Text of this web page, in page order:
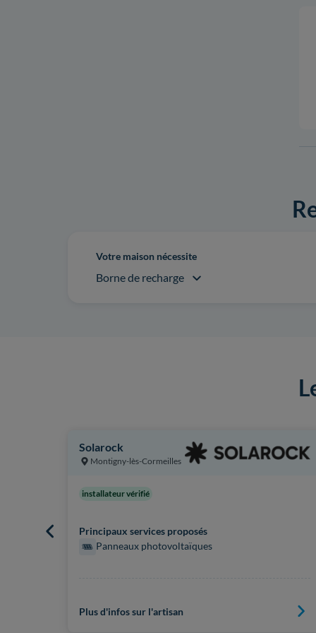
Votre maison nécessite
Borne de recharge
Solarock
Montigny-lès-Cormeilles
installateur vérifié
Principaux services proposés
Panneaux photovoltaïques
Plus d'infos sur l'artisan